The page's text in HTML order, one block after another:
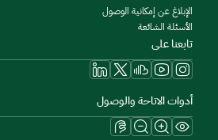
الإبلاغ عن إمكانية الوصول
الأسئلة الشائعة
تابعنا على
أدوات الاتاحة والوصول